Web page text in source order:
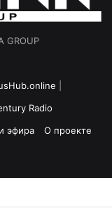
GROUP
Radio
эфира
О проекте